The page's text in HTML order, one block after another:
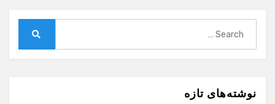
نوشته‌های تازه